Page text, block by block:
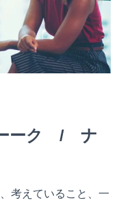
ーーク / ナ
考えていること、一